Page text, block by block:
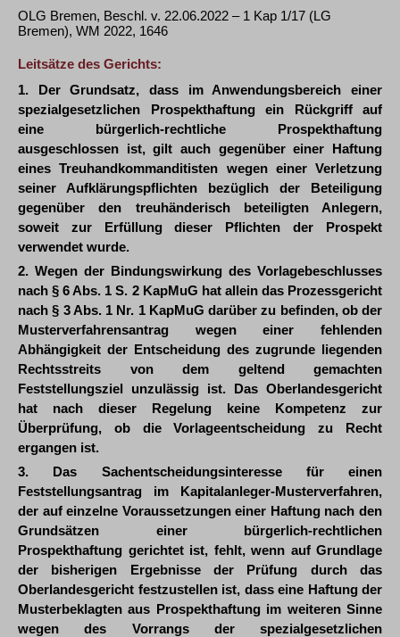
OLG Bremen, Beschl. v. 22.06.2022 – 1 Kap 1/17 (LG
Bremen), WM 2022, 1646
Leitsätze des Gerichts:
1. Der Grundsatz, dass im Anwendungsbereich einer
spezialgesetzlichen Prospekthaftung ein Rückgriff auf
eine bürgerlich-rechtliche Prospekthaftung
ausgeschlossen ist, gilt auch gegenüber einer Haftung
eines Treuhandkommanditisten wegen einer Verletzung
seiner Aufklärungspflichten bezüglich der Beteiligung
gegenüber den treuhänderisch beteiligten Anlegern,
soweit zur Erfüllung dieser Pflichten der Prospekt
verwendet wurde.
2. Wegen der Bindungswirkung des Vorlagebeschlusses
nach § 6 Abs. 1 S. 2 KapMuG hat allein das Prozessgericht
nach § 3 Abs. 1 Nr. 1 KapMuG darüber zu befinden, ob der
Musterverfahrensantrag wegen einer fehlenden
Abhängigkeit der Entscheidung des zugrunde liegenden
Rechtsstreits von dem geltend gemachten
Feststellungsziel unzulässig ist. Das Oberlandesgericht
hat nach dieser Regelung keine Kompetenz zur
Überprüfung, ob die Vorlageentscheidung zu Recht
ergangen ist.
3. Das Sachentscheidungsinteresse für einen
Feststellungsantrag im Kapitalanleger-Musterverfahren,
der auf einzelne Voraussetzungen einer Haftung nach den
Grundsätzen einer bürgerlich-rechtlichen
Prospekthaftung gerichtet ist, fehlt, wenn auf Grundlage
der bisherigen Ergebnisse der Prüfung durch das
Oberlandesgericht festzustellen ist, dass eine Haftung der
Musterbeklagten aus Prospekthaftung im weiteren Sinne
wegen des Vorrangs der spezialgesetzlichen